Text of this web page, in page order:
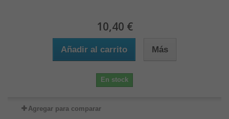
10,40 €
Añadir al carrito Más
En stock
Agregar para comparar